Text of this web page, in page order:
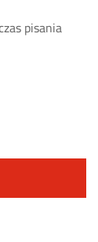
pisania